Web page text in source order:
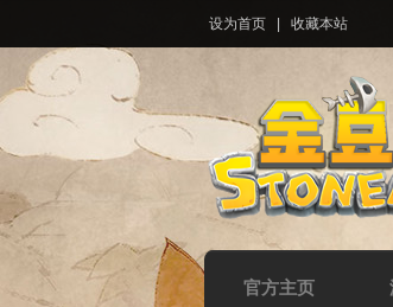
设为首页 收藏本站
官方主页